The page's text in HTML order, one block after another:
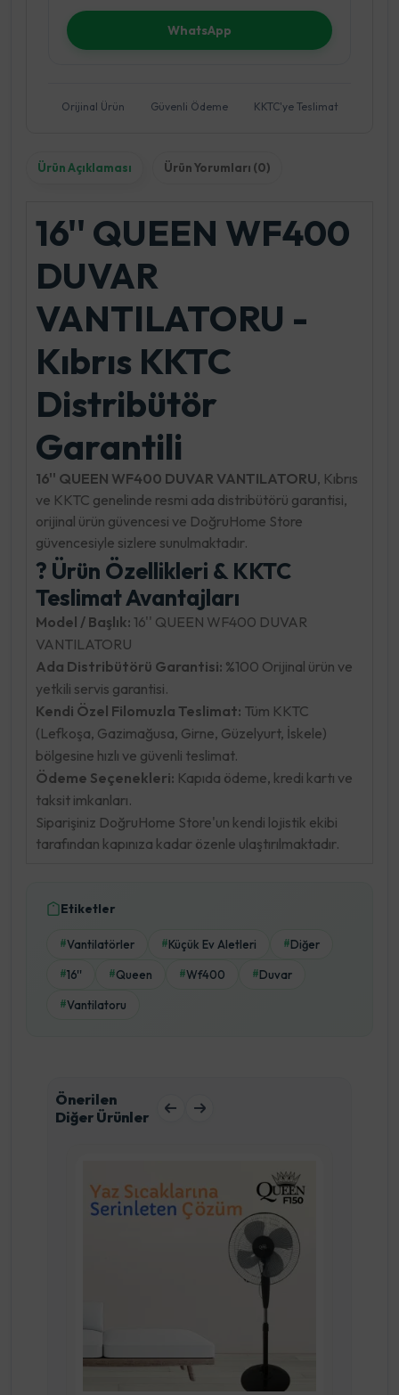
WhatsApp
Orijinal Ürün Güvenli Ödeme KKTC'ye Teslimat
Ürün Açıklaması Ürün Yorumları (0)
16'' QUEEN WF400
DUVAR
VANTILATORU -
Kıbrıs KKTC
Distribütör
Garantili
16'' QUEEN WF400 DUVAR VANTILATORU, Kıbrıs
ve KKTC genelinde resmi ada distribütörü garantisi,
orijinal ürün güvencesi ve DoğruHome Store
güvencesiyle sizlere sunulmaktadır.
? Ürün Özellikleri & KKTC
Teslimat Avantajları
Model / Başlık: 16'' QUEEN WF400 DUVAR
VANTILATORU
Ada Distribütörü Garantisi: %100 Orijinal ürün ve
yetkili servis garantisi.
Kendi Özel Filomuzla Teslimat: Tüm KKTC
(Lefkoşa, Gazimağusa, Girne, Güzelyurt, İskele)
bölgesine hızlı ve güvenli teslimat.
Ödeme Seçenekleri: Kapıda ödeme, kredi kartı ve
taksit imkanları.
Siparişiniz DoğruHome Store'un kendi lojistik ekibi
tarafından kapınıza kadar özenle ulaştırılmaktadır.
Etiketler
#Vantilatörler #Küçük Ev Aletleri #Diğer
#16'' #Queen #Wf400 #Duvar
#Vantilatoru
Önerilen
Diğer Ürünler